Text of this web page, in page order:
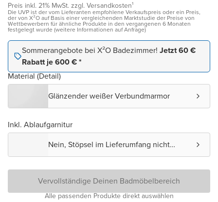
Preis inkl. 21% MwSt. zzgl. Versandkosten¹
Die UVP ist der vom Lieferanten empfohlene Verkaufspreis oder ein Preis,
der von X²O auf Basis einer vergleichenden Marktstudie der Preise von
Wettbewerbern für ähnliche Produkte in den vergangenen 6 Monaten
festgelegt wurde (weitere Informationen auf Anfrage)
Sommerangebote bei X²O Badezimmer! Jetzt 60 €
Rabatt je 600 € *
Material (Detail)
Glänzender weißer Verbundmarmor
Inkl. Ablaufgarnitur
Nein, Stöpsel im Lieferumfang nicht
enthalten.
Vervollständige Deinen Badmöbelbereich
Alle passenden Produkte direkt auswählen